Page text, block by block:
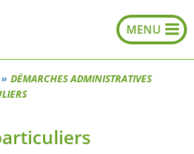
DÉMARCHES ADMINISTRATIVES